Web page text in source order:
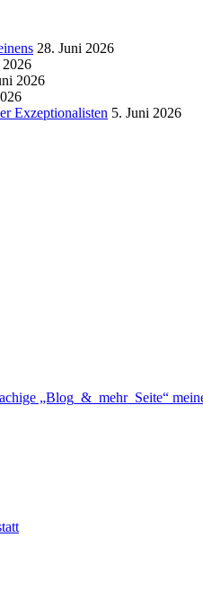
28. Juni 2026
2026
2026
Exzeptionalisten 5. Juni 2026
„Blog_&_mehr_Seite“